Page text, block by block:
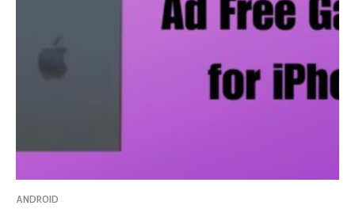
ANDROID